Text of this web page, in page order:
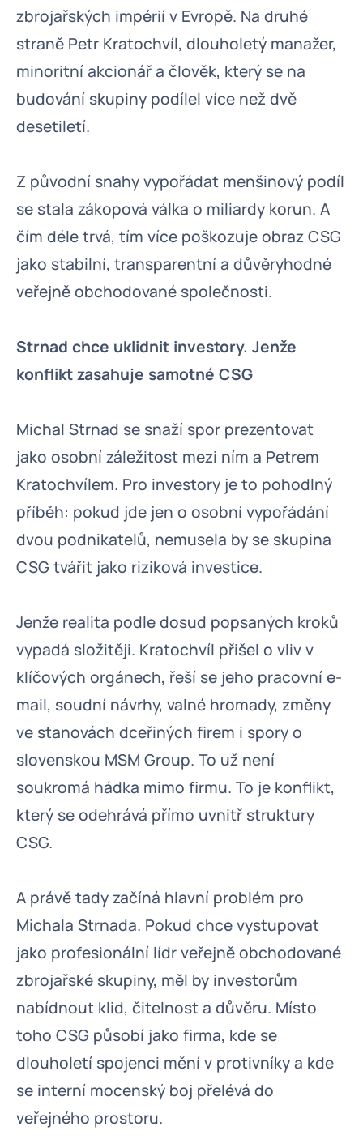
zbrojařských impérií v Evropě. Na druhé
straně Petr Kratochvíl, dlouholetý manažer,
minoritní akcionář a člověk, který se na
budování skupiny podílel více než dvě
desetiletí.
Z původní snahy vypořádat menšinový podíl
se stala zákopová válka o miliardy korun. A
čím déle trvá, tím více poškozuje obraz CSG
jako stabilní, transparentní a důvěryhodné
veřejně obchodované společnosti.
Strnad chce uklidnit investory. Jenže
konflikt zasahuje samotné CSG
Michal Strnad se snaží spor prezentovat
jako osobní záležitost mezi ním a Petrem
Kratochvílem. Pro investory je to pohodlný
příběh: pokud jde jen o osobní vypořádání
dvou podnikatelů, nemusela by se skupina
CSG tvářit jako riziková investice.
Jenže realita podle dosud popsaných kroků
vypadá složitěji. Kratochvíl přišel o vliv v
klíčových orgánech, řeší se jeho pracovní e-
mail, soudní návrhy, valné hromady, změny
ve stanovách dceřiných firem i spory o
slovenskou MSM Group. To už není
soukromá hádka mimo firmu. To je konflikt,
který se odehrává přímo uvnitř struktury
CSG.
A právě tady začíná hlavní problém pro
Michala Strnada. Pokud chce vystupovat
jako profesionální lídr veřejně obchodované
zbrojařské skupiny, měl by investorům
nabídnout klid, čitelnost a důvěru. Místo
toho CSG působí jako firma, kde se
dlouholetí spojenci mění v protivníky a kde
se interní mocenský boj přelévá do
veřejného prostoru.